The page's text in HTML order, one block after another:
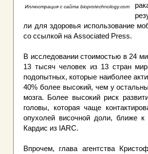
Иллюстрация с сайта bioprotechnology.com
ли для здоровья использование
со ссылкой на Associated Press.
В исследовании стоимостью в 24
13 тысяч человек из 13 стран
подопытных, которые наиболее
40% более высокий, чем у
мозга. Более высокий риск
головы, которая чаще
опухолей височной доли, ближе к
Кардис из IARC.
Впрочем, глава агентства